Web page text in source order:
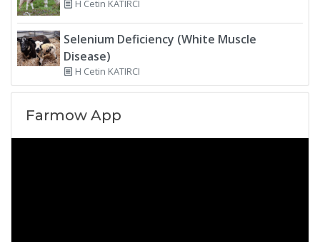
H Cetin KATIRCI
Selenium Deficiency (White Muscle
Disease)
H Cetin KATIRCI
Farmow App